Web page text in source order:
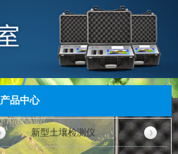
产品中心
新型土壤检测仪